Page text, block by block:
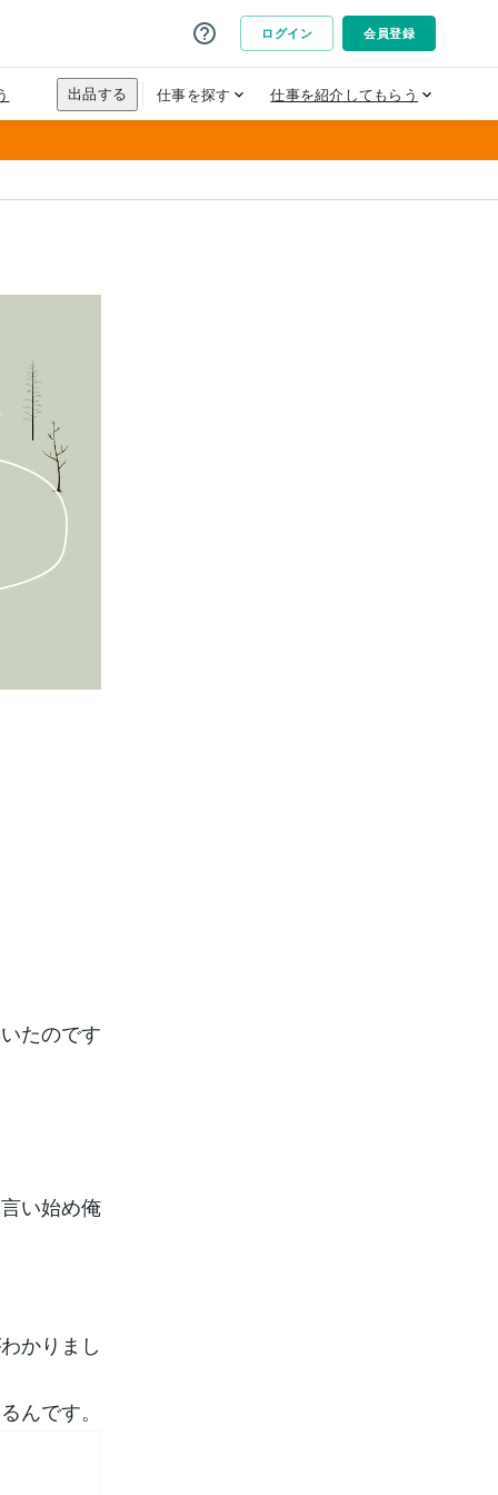
たのです
い始め俺
かりまし
んです。